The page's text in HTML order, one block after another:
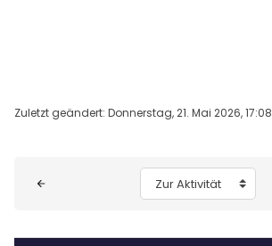
Zuletzt geändert: Donnerstag, 21. Mai 2026, 17:08
Zur Aktivität